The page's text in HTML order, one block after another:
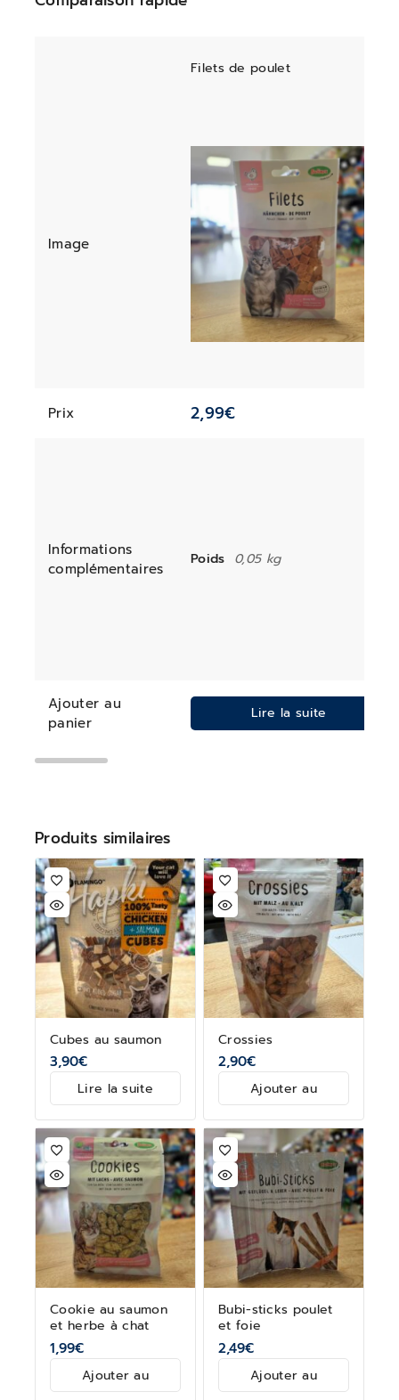
Filets de poulet
Image
Prix 2,99€
Informations
complémentaires
Poids 0,05 kg
Ajouter au
panier
Lire la suite
Produits similaires
Cubes au saumon
3,90€
Lire la suite
Crossies
2,90€
Ajouter au
Cookie au saumon
et herbe à chat
1,99€
Ajouter au
Bubi-sticks poulet
et foie
2,49€
Ajouter au